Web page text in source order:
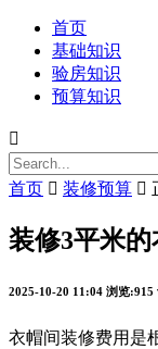
首页
基础知识
验房知识
预算知识

首页  装修预算 
装修3平米
2025-10-20 11:04 浏览:915
衣帽间装修费用是